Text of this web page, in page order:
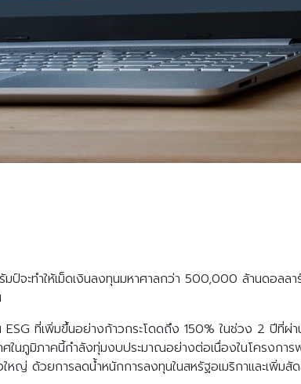
ะทำให้เม็ดเงินลงทุนมหาศาลกว่า 500,000 ล้านดอลลา
ESG ที่เพิ่มขึ้นอย่างก้าวกระโดดถึง 150% ในช่วง 2 ปีที่
นภูมิภาคนี้กำลังทุ่มงบประมาณอย่างต่อเนื่องในโครงการ
ด้วยการลดน้ำหนักการลงทุนในสหรัฐอเมริกาและเพิ่มสัด